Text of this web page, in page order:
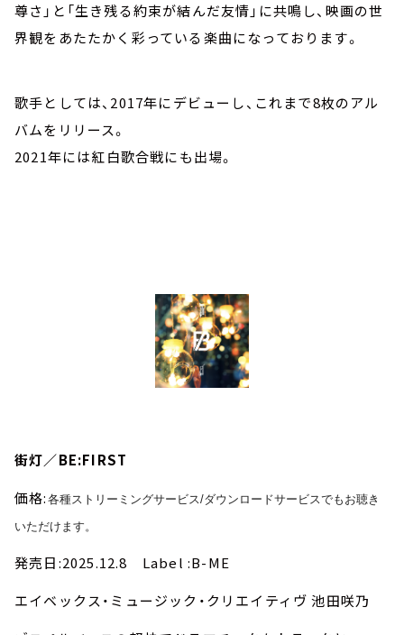
尊さ」と「生き残る約束が結んだ友情」に共鳴し、映画の世
界観をあたたかく彩っている楽曲になっております。
歌手としては、2017年にデビューし、これまで8枚のアル
バムをリリース。
2021年には紅白歌合戦にも出場。
街灯／BE:FIRST
価格: 各種ストリーミングサービス/ダウンロードサービスでもお聴き
いただけます。
発売日:2025.12.8 Label :B-ME
エイベックス・ミュージック・クリエイティヴ 池田咲乃